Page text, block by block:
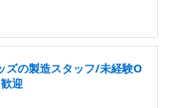
ズの製造スタッフ/未経験O
迎